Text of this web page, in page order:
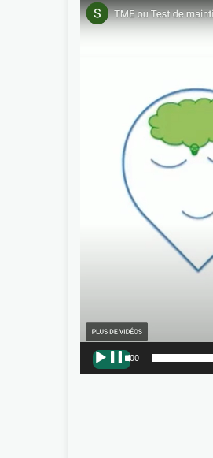
Lecteur
vidéo
00:00